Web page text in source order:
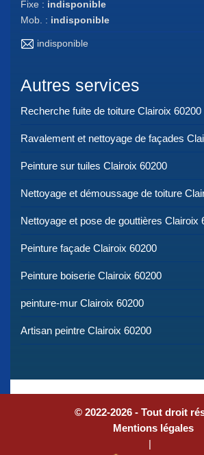
Fixe : indisponible
Mob. : indisponible
indisponible
Autres services
Recherche fuite de toiture Clairoix 60200
Ravalement et nettoyage de façades
Peinture sur tuiles Clairoix 60200
Nettoyage et démoussage de toiture
Nettoyage et pose de gouttières Clairoix
Peinture façade Clairoix 60200
Peinture boiserie Clairoix 60200
peinture-mur Clairoix 60200
Artisan peintre Clairoix 60200
© 2022-2026 - Tout droit
Mentions légales
|